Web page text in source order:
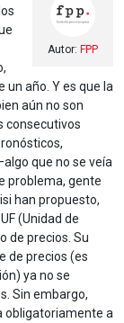
Autor: FPP
año. Y es que la
aún no son
consecutivos
que no se veía
problema, gente
han propuesto,
(Unidad de
de precios. Su
de precios (es
ya no se
Sin embargo,
obligatoriamente a